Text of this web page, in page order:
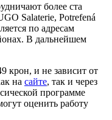
более ста
Salaterie, Potrefená
по адресам
В дальнейшем
крон, и не зависит от
на сайте, так и через
программе
оценить работу